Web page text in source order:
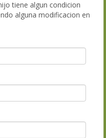
tiene algun condicion
alguna modificacion en